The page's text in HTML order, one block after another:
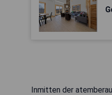
Inmitten der